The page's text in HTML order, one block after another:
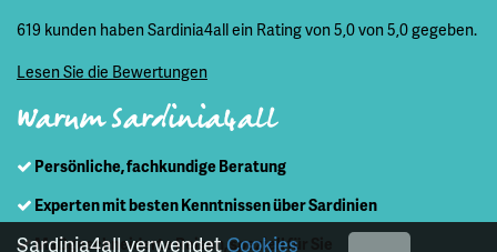
619 kunden haben Sardinia4all ein Rating von 5,0 von 5,0 gegeben.
Lesen Sie die Bewertungen
Warum Sardinia4all
Persönliche, fachkundige Beratung
Experten mit besten Kenntnissen über Sardinien
Maßgeschneiderte Reisen, speziell für Sie
Sardinia4all verwendetCookies